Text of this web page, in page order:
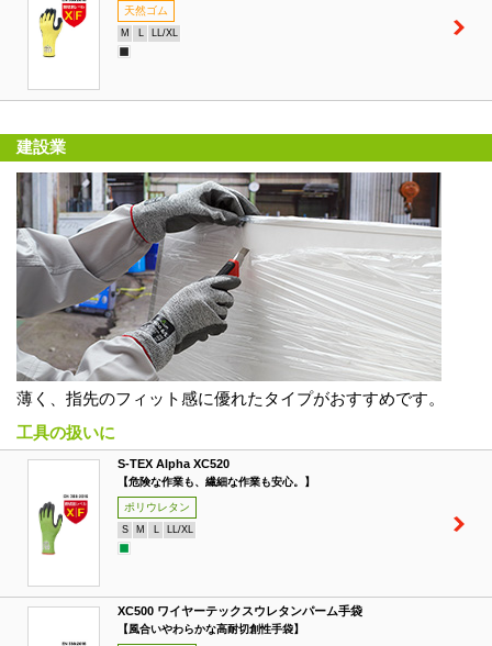
天然ゴム
M LL/XL
建設業
薄く、指先のフィット感に優れたタイプがおすすめです。
工具の扱いに
S-TEX Alpha XC520
【危険な作業も、繊細な作業も安心。】
ポリウレタン
S M LL/XL
XC500 ワイヤーテックスウレタンパーム手袋
【風合いやわらかな高耐切創性手袋】